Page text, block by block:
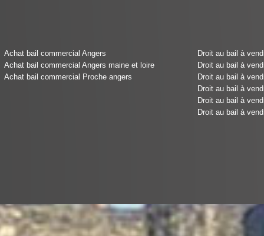
Achat bail commercial Angers
Achat bail commercial Angers maine et loire
Achat bail commercial Proche angers
Droit au bail à
Droit au bail à
Droit au bail à
Droit au bail à
Droit au bail à
Droit au bail à